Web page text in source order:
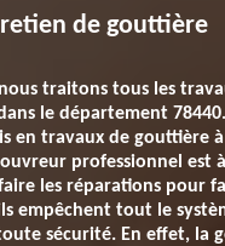
de gouttière
traitons tous les
le département
en travaux de gouttière
professionnel est à
les réparations pour
empêchent tout le
sécurité. En effet, la